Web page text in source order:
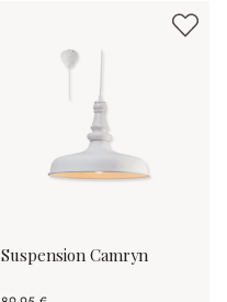
Suspension Camryn